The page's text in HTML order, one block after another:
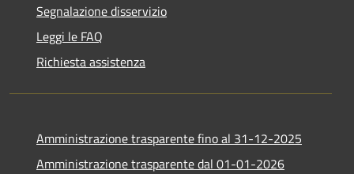
Segnalazione disservizio
Leggi le FAQ
Richiesta assistenza
Amministrazione trasparente fino al 31-12-2025
Amministrazione trasparente dal 01-01-2026